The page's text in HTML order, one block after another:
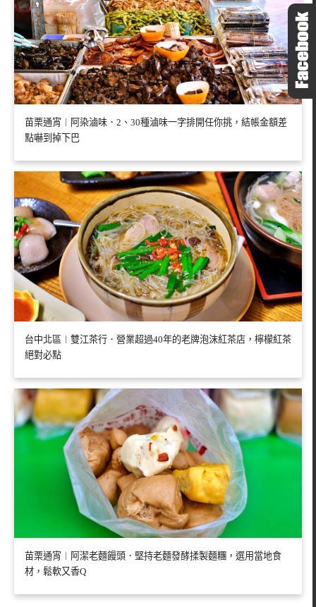
苗栗通宵︱阿染滷味．2、30種滷味一字排開任你挑，結帳金額差
點嚇到掉下巴
台中北區︱雙江茶行．營業超過40年的老牌泡沫紅茶店，檸檬紅茶
絕對必點
苗栗通宵︱阿潔老麵饅頭．堅持老麵發酵揉製麵糰，選用當地食
材，鬆軟又香Q